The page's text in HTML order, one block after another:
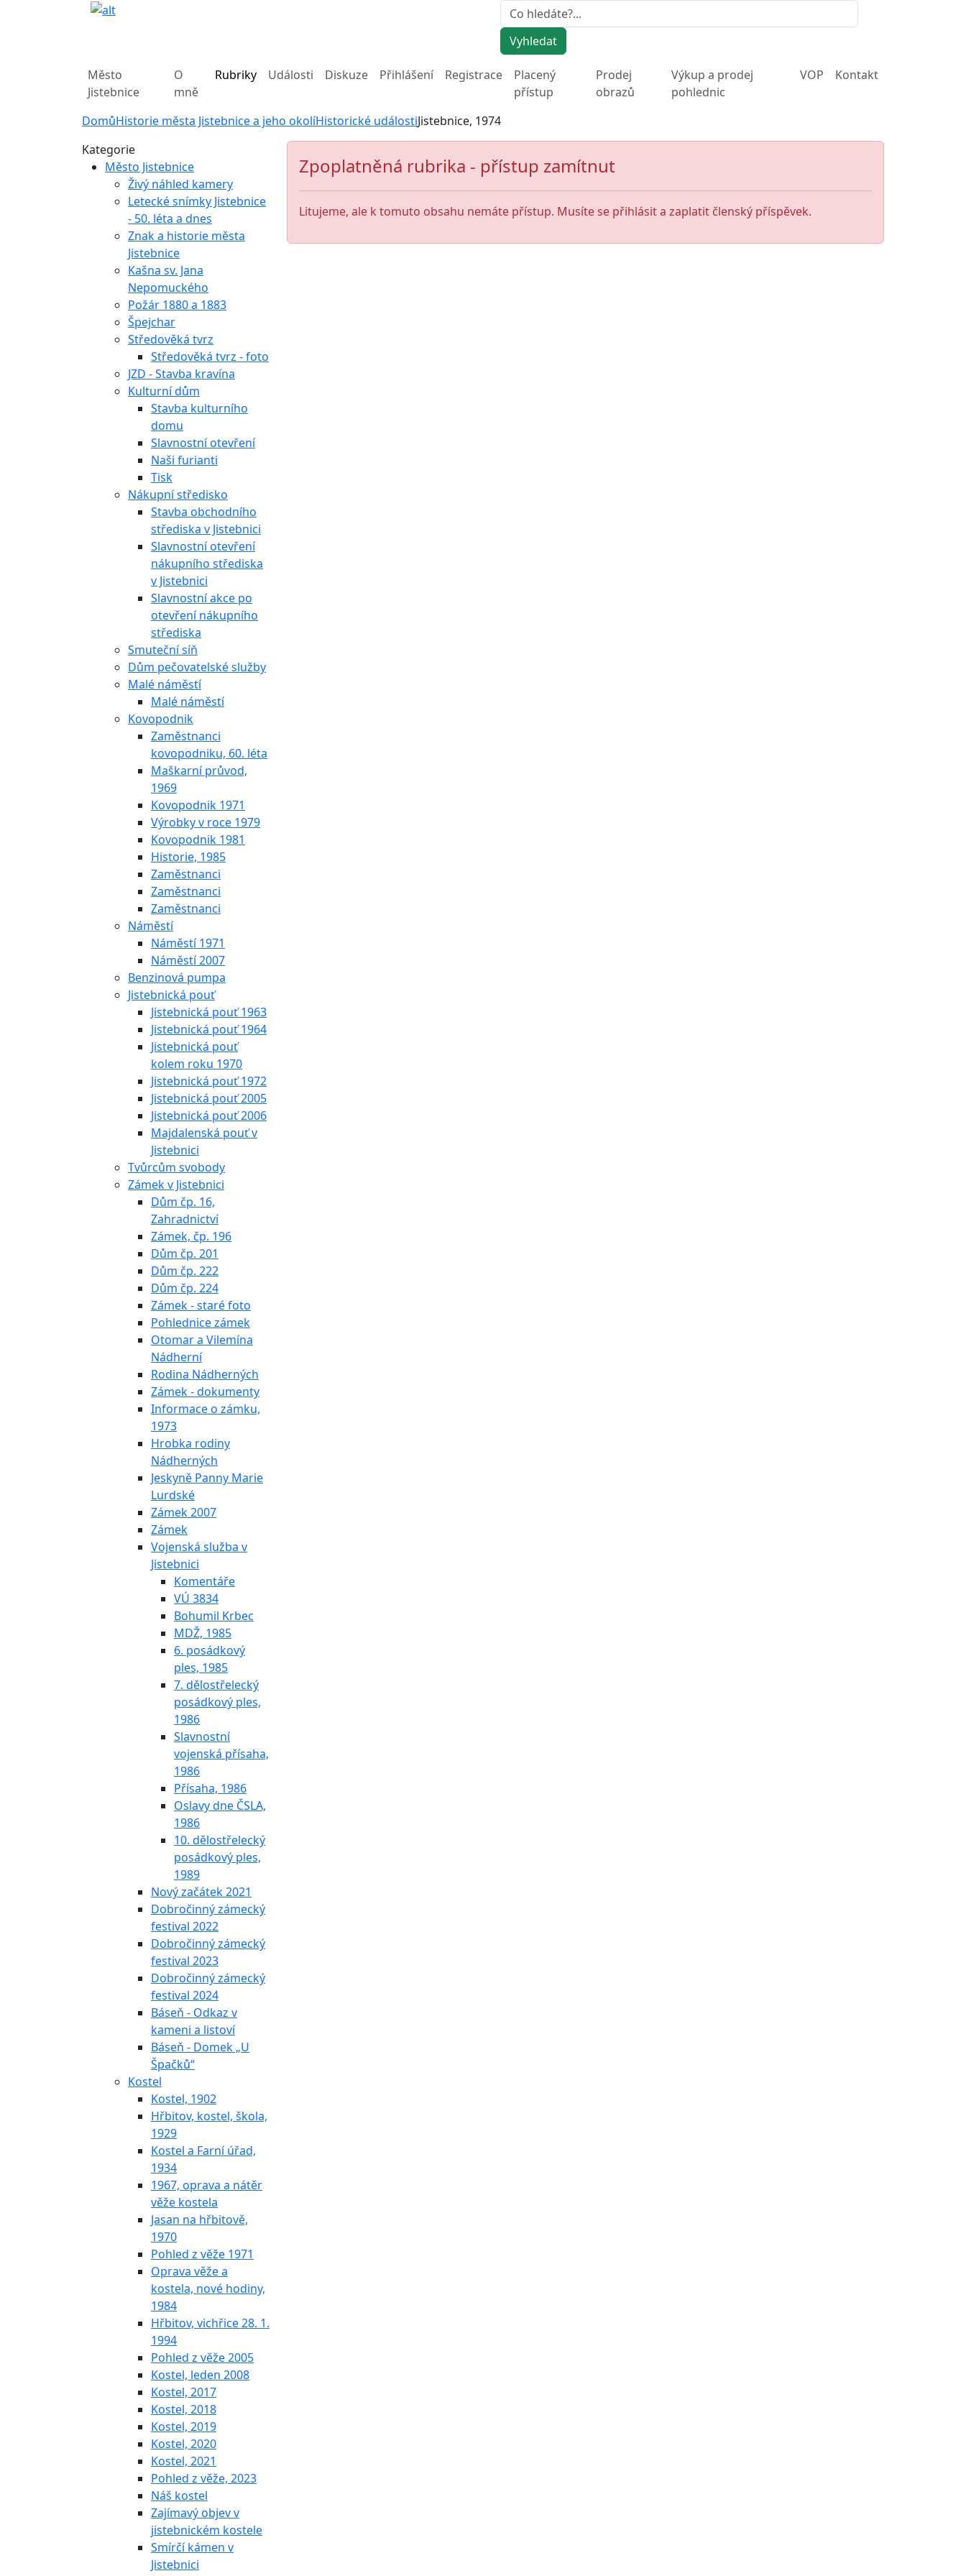
Vyhledat
Město
Jistebnice
O
mně
Rubriky Události Diskuze Přihlášení Registrace
Placený
přístup
Prodej
obrazů
Výkup a prodej
pohlednic
VOP Kontakt
DomůHistorie města Jistebnice a jeho okolíHistorické událostiJistebnice, 1974
Zpoplatněná rubrika - přístup zamítnut
Litujeme, ale k tomuto obsahu nemáte přístup. Musíte se přihlásit a zaplatit členský příspěvek.
Kategorie
Město Jistebnice
Živý náhled kamery
Letecké snímky Jistebnice
- 50. léta a dnes
Znak a historie města
Jistebnice
Kašna sv. Jana
Nepomuckého
Požár 1880 a 1883
Špejchar
Středověká tvrz
Středověká tvrz - foto
JZD - Stavba kravína
Kulturní dům
Stavba kulturního
domu
Slavnostní otevření
Naši furianti
Tisk
Nákupní středisko
Stavba obchodního
střediska v Jistebnici
Slavnostní otevření
nákupního střediska
v Jistebnici
Slavnostní akce po
otevření nákupního
střediska
Smuteční síň
Dům pečovatelské služby
Malé náměstí
Malé náměstí
Kovopodnik
Zaměstnanci
kovopodniku, 60. léta
Maškarní průvod,
1969
Kovopodnik 1971
Výrobky v roce 1979
Kovopodnik 1981
Historie, 1985
Zaměstnanci
Zaměstnanci
Zaměstnanci
Náměstí
Náměstí 1971
Náměstí 2007
Benzinová pumpa
Jistebnická pouť
Jistebnická pouť 1963
Jistebnická pouť 1964
Jistebnická pouť
kolem roku 1970
Jistebnická pouť 1972
Jistebnická pouť 2005
Jistebnická pouť 2006
Majdalenská pouť v
Jistebnici
Tvůrcům svobody
Zámek v Jistebnici
Dům čp. 16,
Zahradnictví
Zámek, čp. 196
Dům čp. 201
Dům čp. 222
Dům čp. 224
Zámek - staré foto
Pohlednice zámek
Otomar a Vilemína
Nádherní
Rodina Nádherných
Zámek - dokumenty
Informace o zámku,
1973
Hrobka rodiny
Nádherných
Jeskyně Panny Marie
Lurdské
Zámek 2007
Zámek
Vojenská služba v
Jistebnici
Komentáře
VÚ 3834
Bohumil Krbec
MDŽ, 1985
6. posádkový
ples, 1985
7. dělostřelecký
posádkový ples,
1986
Slavnostní
vojenská přísaha,
1986
Přísaha, 1986
Oslavy dne ČSLA,
1986
10. dělostřelecký
posádkový ples,
1989
Nový začátek 2021
Dobročinný zámecký
festival 2022
Dobročinný zámecký
festival 2023
Dobročinný zámecký
festival 2024
Báseň - Odkaz v
kameni a listoví
Báseň - Domek „U
Špačků“
Kostel
Kostel, 1902
Hřbitov, kostel, škola,
1929
Kostel a Farní úřad,
1934
1967, oprava a nátěr
věže kostela
Jasan na hřbitově,
1970
Pohled z věže 1971
Oprava věže a
kostela, nové hodiny,
1984
Hřbitov, vichřice 28. 1.
1994
Pohled z věže 2005
Kostel, leden 2008
Kostel, 2017
Kostel, 2018
Kostel, 2019
Kostel, 2020
Kostel, 2021
Pohled z věže, 2023
Náš kostel
Zajímavý objev v
jistebnickém kostele
Smírčí kámen v
Jistebnici